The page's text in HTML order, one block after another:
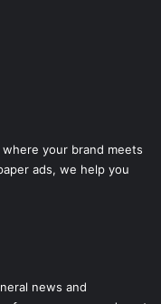
your brand meets
ads, we help you
news and